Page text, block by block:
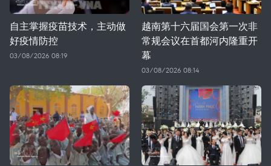
自主掌握疫苗技术，主动做
好疫情防控
03/08/2026 08:19
越南第十六届国会第一次非
常规会议在首都河内隆重开
幕
03/08/2026 08:14